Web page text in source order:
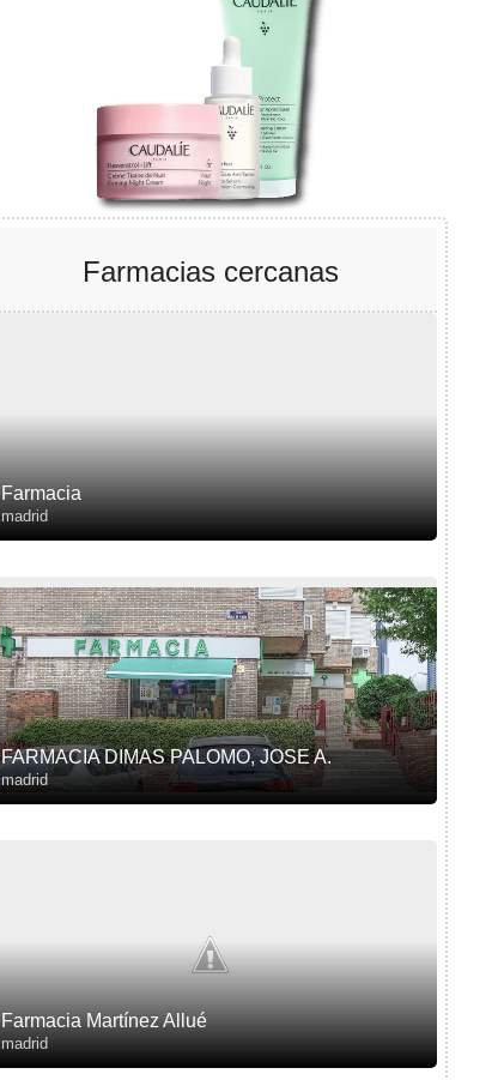
Farmacias cercanas
Farmacia
madrid
FARMACIA DIMAS PALOMO, JOSE A.
madrid
Farmacia Martínez Allué
madrid